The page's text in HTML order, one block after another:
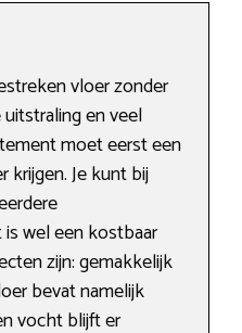
vloer zonder
en veel
moet eerst een
krijgen. Je kunt bij
wel een kostbaar
zijn: gemakkelijk
bevat namelijk
vocht blijft er